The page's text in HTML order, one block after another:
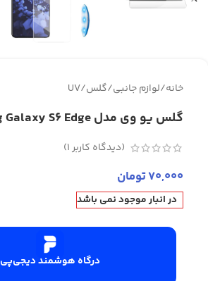
خانه/لوازم جانبی/گلس/
UV
گلس یو وی مدل Samsung Galaxy S6 Edge
(دیدگاه کاربر1
)
70,000تومان
در انبار موجود نمی باشد
درگاه هوشمند دیجی‌پی